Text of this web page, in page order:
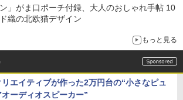
ン」がま口ポーチ付録、大人のおしゃれ手帖 10
織の北欧猫デザイン
もっと見る
リエイティブが作った2万円台の“小さなピュ
オーディオスピーカー”